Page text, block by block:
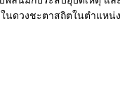
ดวงชะตาสถิตในตำแหน่